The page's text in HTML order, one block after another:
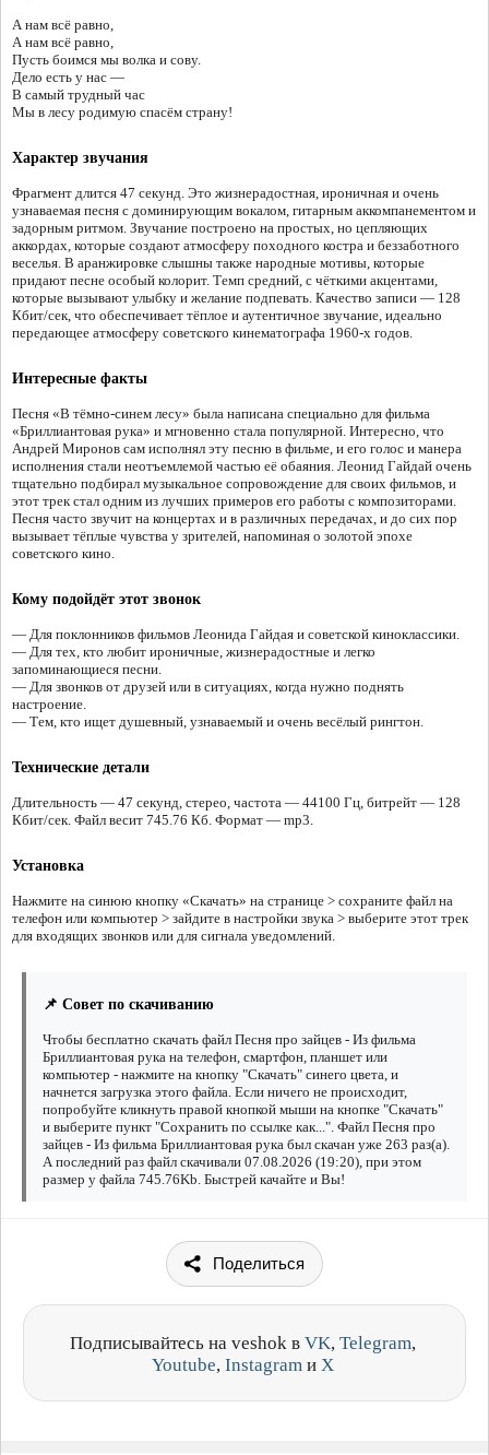
А нам всё равно,
А нам всё равно,
Пусть боимся мы волка и сову.
Дело есть у нас —
В самый трудный час
Мы в лесу родимую спасём страну!
Характер звучания
Фрагмент длится 47 секунд. Это жизнерадостная, ироничная и очень
узнаваемая песня с доминирующим вокалом, гитарным аккомпанементом и
задорным ритмом. Звучание построено на простых, но цепляющих
аккордах, которые создают атмосферу походного костра и беззаботного
веселья. В аранжировке слышны также народные мотивы, которые
придают песне особый колорит. Темп средний, с чёткими акцентами,
которые вызывают улыбку и желание подпевать. Качество записи — 128
Кбит/сек, что обеспечивает тёплое и аутентичное звучание, идеально
передающее атмосферу советского кинематографа 1960-х годов.
Интересные факты
Песня «В тёмно-синем лесу» была написана специально для фильма
«Бриллиантовая рука» и мгновенно стала популярной. Интересно, что
Андрей Миронов сам исполнял эту песню в фильме, и его голос и манера
исполнения стали неотъемлемой частью её обаяния. Леонид Гайдай очень
тщательно подбирал музыкальное сопровождение для своих фильмов, и
этот трек стал одним из лучших примеров его работы с композиторами.
Песня часто звучит на концертах и в различных передачах, и до сих пор
вызывает тёплые чувства у зрителей, напоминая о золотой эпохе
советского кино.
Кому подойдёт этот звонок
— Для поклонников фильмов Леонида Гайдая и советской киноклассики.
— Для тех, кто любит ироничные, жизнерадостные и легко
запоминающиеся песни.
— Для звонков от друзей или в ситуациях, когда нужно поднять
настроение.
— Тем, кто ищет душевный, узнаваемый и очень весёлый рингтон.
Технические детали
Длительность — 47 секунд, стерео, частота — 44100 Гц, битрейт — 128
Кбит/сек. Файл весит 745.76 Кб. Формат — mp3.
Установка
Нажмите на синюю кнопку «Скачать» на странице > сохраните файл на
телефон или компьютер > зайдите в настройки звука > выберите этот трек
для входящих звонков или для сигнала уведомлений.
📌 Совет по скачиванию
Чтобы бесплатно скачать файл Песня про зайцев - Из фильма
Бриллиантовая рука на телефон, смартфон, планшет или
компьютер - нажмите на кнопку "Скачать" синего цвета, и
начнется загрузка этого файла. Если ничего не происходит,
попробуйте кликнуть правой кнопкой мыши на кнопке "Скачать"
и выберите пункт "Сохранить по ссылке как...". Файл Песня про
зайцев - Из фильма Бриллиантовая рука был скачан уже 263 раз(а).
А последний раз файл скачивали 07.08.2026 (19:20), при этом
размер у файла 745.76Kb. Быстрей качайте и Вы!
Поделиться
Подписывайтесь на veshok в VK, Telegram,
Youtube, Instagram и X